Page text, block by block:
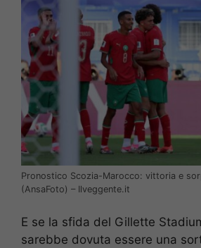
Pronostico Scozia-Marocco: vittoria e
(AnsaFoto) – Ilveggente.it
E se la sfida del Gillette
sarebbe dovuta essere una